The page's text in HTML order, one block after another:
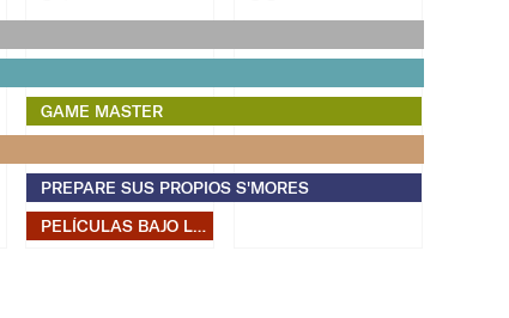
GAME MASTER
PREPARE SUS PROPIOS S'MORES
PELÍCULAS BAJO LAS ESTRELLAS